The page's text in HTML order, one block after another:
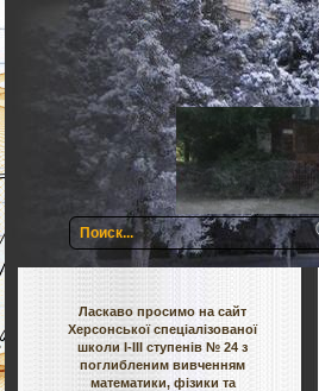
Ласкаво просимо на сайт
Херсонської спеціалізованої
школи І-ІІІ ступенів № 24 з
поглибленим вивченням
математики, фізики та